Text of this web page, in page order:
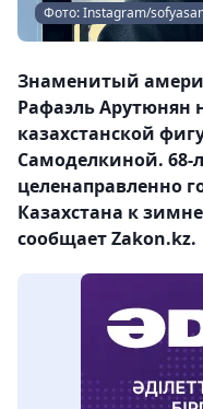
Фото: Instagram/
Знаменитый
Рафаэль Арутюнян
казахстанской
Самоделкиной. 68-
целенаправленно
Казахстана к
сообщает Zakon.kz.